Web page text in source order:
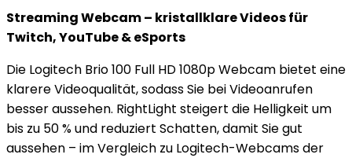
Streaming Webcam – kristallklare Videos für
Twitch, YouTube & eSports
Die Logitech Brio 100 Full HD 1080p Webcam bietet eine
klarere Videoqualität, sodass Sie bei Videoanrufen
besser aussehen. RightLight steigert die Helligkeit um
bis zu 50 % und reduziert Schatten, damit Sie gut
aussehen – im Vergleich zu Logitech-Webcams der